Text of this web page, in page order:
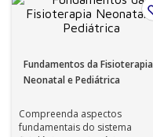
Fundamentos da Fisioterapia
Neonatal e Pediátrica
Compreenda aspectos
fundamentais do sistema